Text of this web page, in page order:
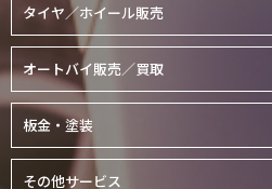
タイヤ／ホイール販売
オートバイ販売／買取
板金・塗装
その他サービス